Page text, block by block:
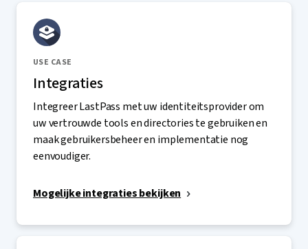
USE CASE
Integraties
Integreer LastPass met uw identiteitsprovider om
uw vertrouwde tools en directories te gebruiken en
maak gebruikersbeheer en implementatie nog
eenvoudiger.
Mogelijke integraties bekijken